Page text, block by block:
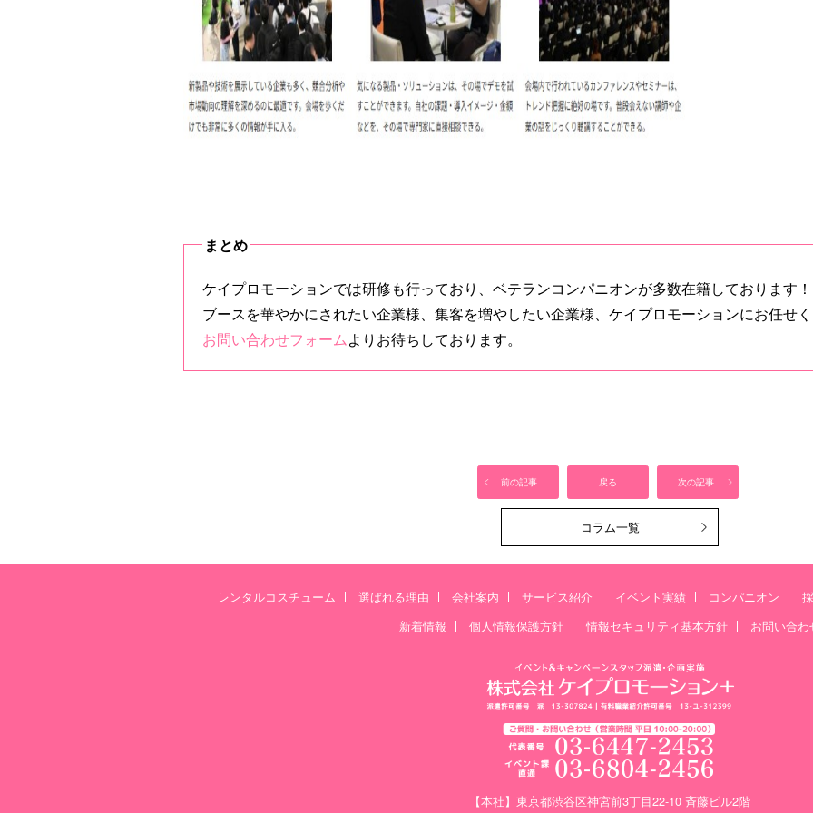
まとめ
ケイプロモーションでは研修も行っており、ベテランコンパニオンが多数在籍しております！
ブースを華やかにされたい企業様、集客を増やしたい企業様、ケイプロモーションにお任せ
お問い合わせフォームよりお待ちしております。
前の記事 戻る 次の記事
コラム一覧
レンタルコスチューム 選ばれる理由 会社案内 サービス紹介 イベント実績 コンパニオン
新着情報
個人情報保護方針 情報セキュリティ基本方針 お問い合わ
【本社】東京都渋谷区神宮前3丁目22-10 斉藤ビル2階